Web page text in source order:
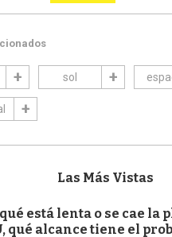
sol
Las Más Vistas
está lenta o se cae la
qué alcance tiene el